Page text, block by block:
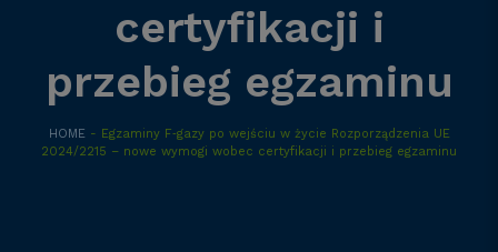
certyfikacji i
przebieg egzaminu
HOME- Egzaminy F‑gazy po wejściu w życie Rozporządzenia UE
2024/2215 – nowe wymogi wobec certyfikacji i przebieg egzaminu